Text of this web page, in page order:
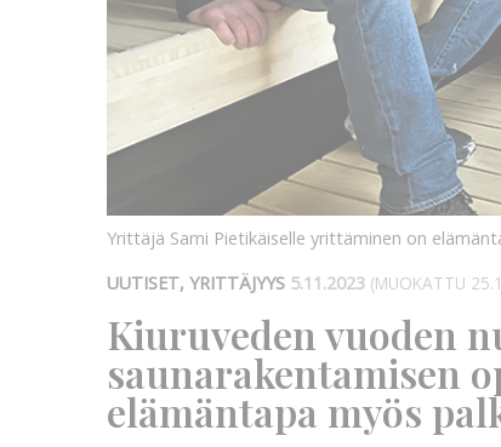
Yrittäjä Sami Pietikäiselle yrittäminen on
UUTISET, YRITTÄJYYS 5.11.2023 (MUOKATTU
Kiuruveden vuoden
saunarakentamisen
elämäntapa myös